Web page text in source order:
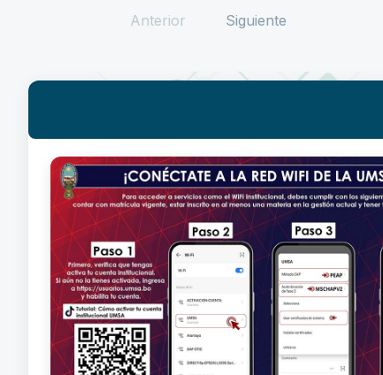
Anterior Siguiente